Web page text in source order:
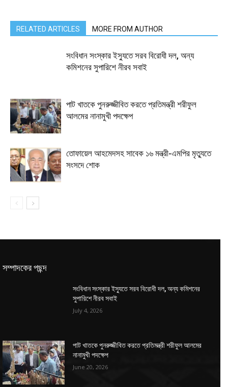
RELATED ARTICLES MORE FROM AUTHOR
সংবিধান সংস্কার ইস্যুতে সরব বিরোধী দল, অন্য
কমিশনের সুপারিশে নীরব সবাই
পাট খাতকে পুনরুজ্জীবিত করতে প্রতিমন্ত্রী শরীফুল
আলমের নানামুখী পদক্ষেপ
তোফায়েল আহমেদসহ সাবেক ১৬ মন্ত্রী-এমপির মৃত্যুতে
সংসদে শোক
সম্পাদকের পছন্দ
সংবিধান সংস্কার ইস্যুতে সরব বিরোধী দল, অন্য কমিশনের
সুপারিশে নীরব সবাই
July 4, 2026
পাট খাতকে পুনরুজ্জীবিত করতে প্রতিমন্ত্রী শরীফুল আলমের
নানামুখী পদক্ষেপ
June 20, 2026